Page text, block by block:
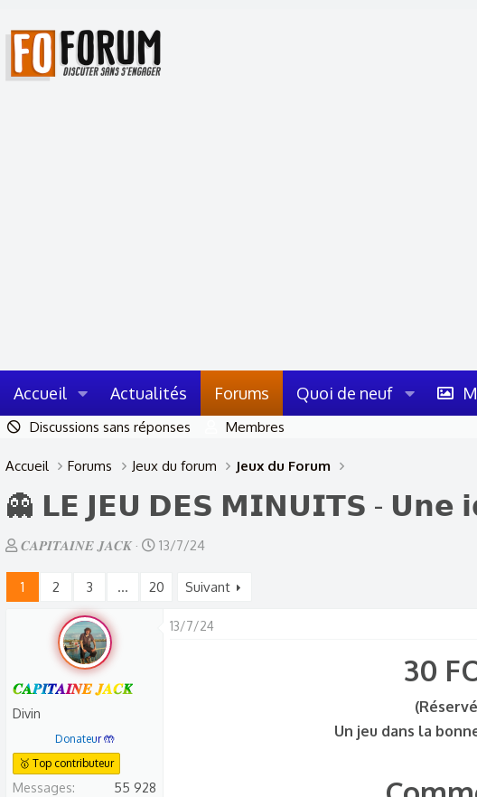
Accueil Actualités Forums Quoi de neuf
Discussions sans réponses Membres
Accueil Forums Jeux du forum Jeux du Forum
👻 𝗟𝗘 𝗝𝗘𝗨 𝗗𝗘𝗦 𝗠𝗜𝗡𝗨𝗜𝗧𝗦 - 𝗨𝗻𝗲
A
t
d
d
i
𝑪𝑨𝑷𝑰𝑻𝑨𝑰𝑵𝑬 𝑱𝑨𝑪𝑲
D
t
13/7/24
1 2 3 … 20 Suivant
𝑪𝑨𝑷𝑰𝑻𝑨𝑰𝑵𝑬 𝑱𝑨𝑪𝑲
Divin
Donateur 🤲
🥇 Top contributeur
Messages
55 928
13/7/24
30
Un jeu dans la